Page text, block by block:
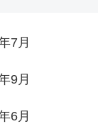
7月
9月
6月